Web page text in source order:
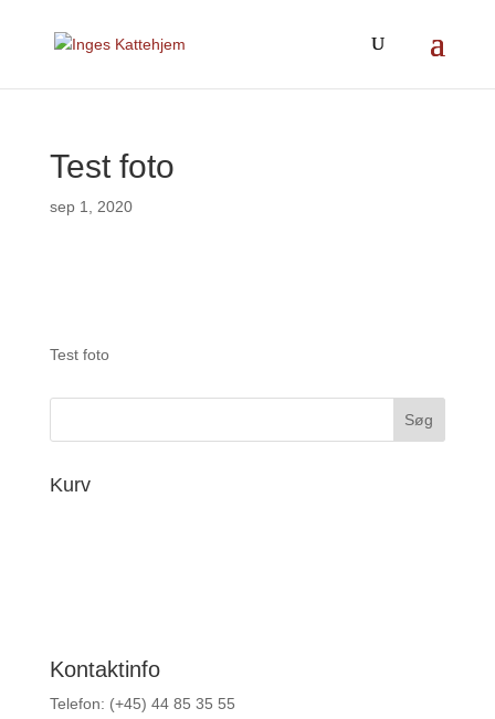
Test foto
sep 1, 2020
Test foto
Kurv
Kontaktinfo
Telefon: (+45) 44 85 35 55